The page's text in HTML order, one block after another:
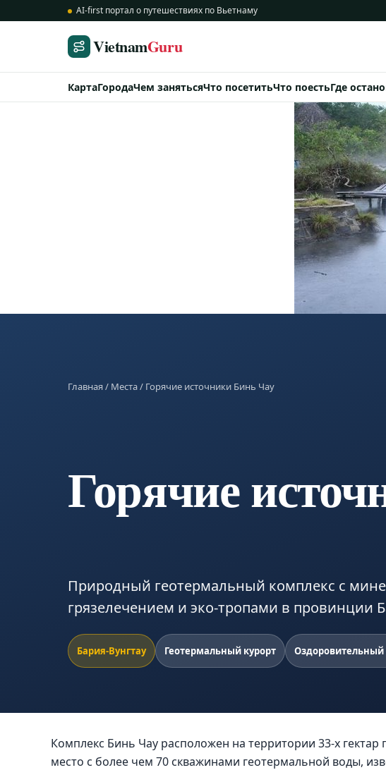
AI-first портал о путешествиях по Вьетнаму
VietnamGuru
КартаГородаЧем занятьсяЧто посетитьЧто поестьГде
Главная/ Места/ Горячие источники Бинь Чау
Горячие
Природный геотермальный комплекс с
грязелечением и эко-тропами в провинции
Бария-Вунгтау Геотермальный курорт
Комплекс Бинь Чау расположен на территории 33-х
место с более чем 70 скважинами геотермальной воды,